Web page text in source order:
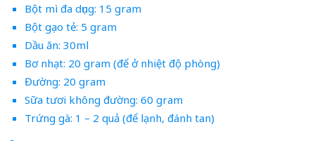
Bột mì đa dụng: 15 gram
Bột gạo tẻ: 5 gram
Dầu ăn: 30ml
Bơ nhạt: 20 gram (để ở nhiệt độ phòng)
Đường: 20 gram
Sữa tươi không đường: 60 gram
Trứng gà: 1 – 2 quả (để lạnh, đánh tan)